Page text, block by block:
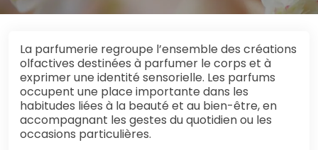
La parfumerie regroupe l’ensemble des créations
olfactives destinées à parfumer le corps et à
exprimer une identité sensorielle. Les parfums
occupent une place importante dans les
habitudes liées à la beauté et au bien-être, en
accompagnant les gestes du quotidien ou les
occasions particulières.